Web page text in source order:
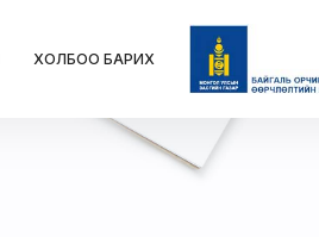
ХОЛБОО БАРИХ